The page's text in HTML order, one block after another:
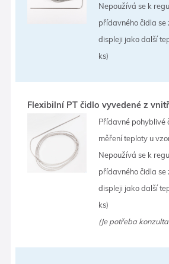
Nepoužívá se k
přídavného čidla se
displeji jako další
ks)
Flexibilní PT čidlo vyvedené z
Přídavné pohyblivé
měření teploty u
Nepoužívá se k
přídavného čidla se
displeji jako další
ks)
(Je potřeba